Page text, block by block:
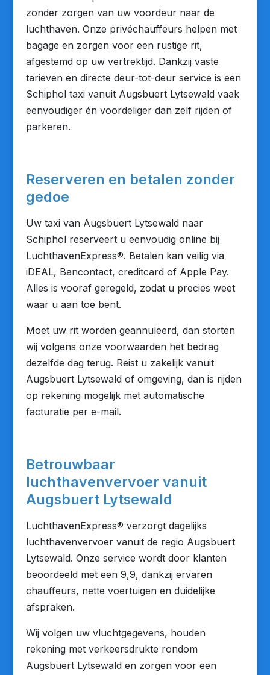
zonder zorgen van uw voordeur naar de
luchthaven. Onze privéchauffeurs helpen met
bagage en zorgen voor een rustige rit,
afgestemd op uw vertrektijd. Dankzij vaste
tarieven en directe deur-tot-deur service is een
Schiphol taxi vanuit Augsbuert Lytsewald vaak
eenvoudiger én voordeliger dan zelf rijden of
parkeren.
Reserveren en betalen zonder
gedoe
Uw taxi van Augsbuert Lytsewald naar
Schiphol reserveert u eenvoudig online bij
LuchthavenExpress®. Betalen kan veilig via
iDEAL, Bancontact, creditcard of Apple Pay.
Alles is vooraf geregeld, zodat u precies weet
waar u aan toe bent.
Moet uw rit worden geannuleerd, dan storten
wij volgens onze voorwaarden het bedrag
dezelfde dag terug. Reist u zakelijk vanuit
Augsbuert Lytsewald of omgeving, dan is rijden
op rekening mogelijk met automatische
facturatie per e-mail.
Betrouwbaar
luchthavenvervoer vanuit
Augsbuert Lytsewald
LuchthavenExpress® verzorgt dagelijks
luchthavenvervoer vanuit de regio Augsbuert
Lytsewald. Onze service wordt door klanten
beoordeeld met een 9,9, dankzij ervaren
chauffeurs, nette voertuigen en duidelijke
afspraken.
Wij volgen uw vluchtgegevens, houden
rekening met verkeersdrukte rondom
Augsbuert Lytsewald en zorgen voor een